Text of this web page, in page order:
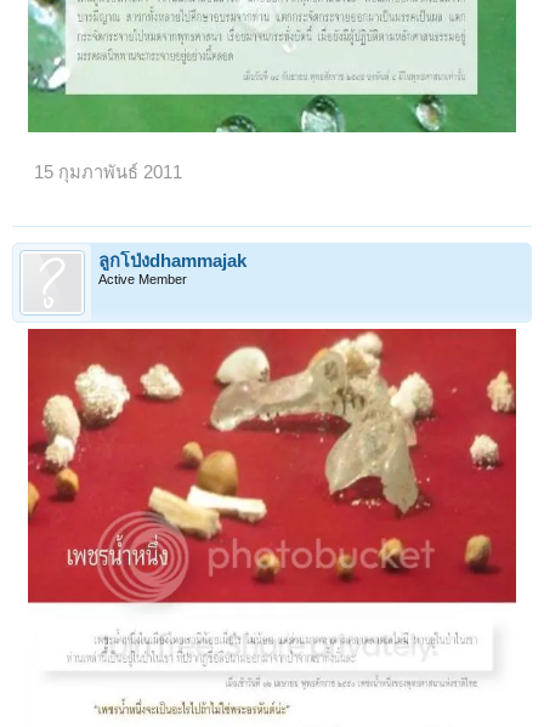
15 กุมภาพันธ์ 2011
ลูกโป่งdhammajak
Active Member